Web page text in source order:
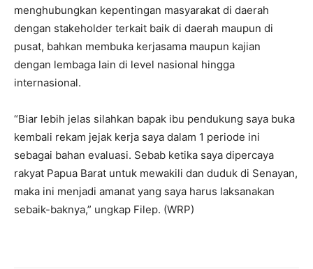
menghubungkan kepentingan masyarakat di daerah
dengan stakeholder terkait baik di daerah maupun di
pusat, bahkan membuka kerjasama maupun kajian
dengan lembaga lain di level nasional hingga
internasional.
“Biar lebih jelas silahkan bapak ibu pendukung saya buka
kembali rekam jejak kerja saya dalam 1 periode ini
sebagai bahan evaluasi. Sebab ketika saya dipercaya
rakyat Papua Barat untuk mewakili dan duduk di Senayan,
maka ini menjadi amanat yang saya harus laksanakan
sebaik-baknya,” ungkap Filep. (WRP)